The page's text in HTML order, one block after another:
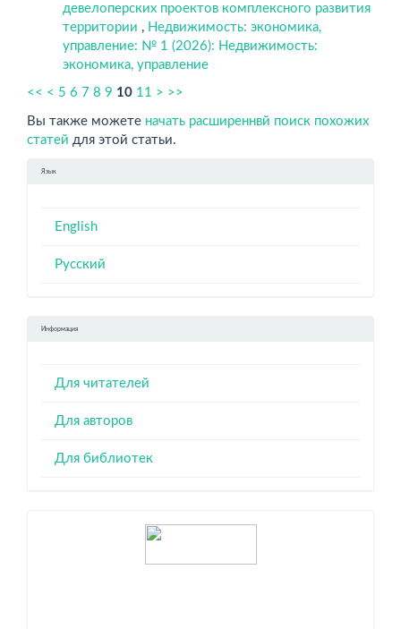
девелоперских проектов комплексного развития
территории , Недвижимость: экономика,
управление: № 1 (2026): Недвижимость:
экономика, управление
<< < 5 6 7 8 9 10 11 > >>
Вы также можете начать расширеннвй поиск похожих
статей для этой статьи.
Язык
English
Русский
Информация
Для читателей
Для авторов
Для библиотек